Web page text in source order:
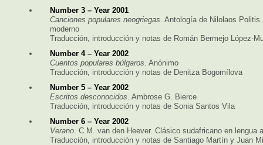
Number 3 – Year 2001
Canciones populares neogriegas. Antología de Nilolaos
moderno
Traducción, introducción y notas de Román Bermejo López-
Number 4 – Year 2002
Cuentos populares búlgaros. Anónimo
Traducción, introducción y notas de Denitza Bogomílova
Number 5 – Year 2002
Escritos desconocidos. Ambrose G. Bierce
Traducción, introducción y notas de Sonia Santos Vila
Number 6 – Year 2002
Verano. C.M. van den Heever. Clásico sudafricano en lengua
Traducción, introducción y notas de Santiago Martín y Juan